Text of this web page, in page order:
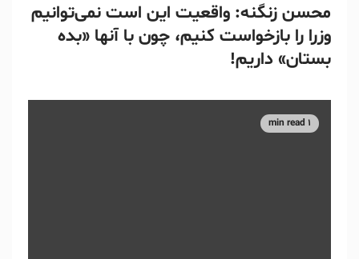
محسن زنگنه: واقعیت این است نمی‌توانیم
وزرا را بازخواست کنیم، چون با آنها «بده
بستان» داریم!
1 min read